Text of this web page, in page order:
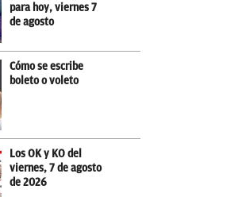
para hoy, viernes 7
de agosto
Cómo se escribe
boleto o voleto
Los OK y KO del
viernes, 7 de agosto
de 2026